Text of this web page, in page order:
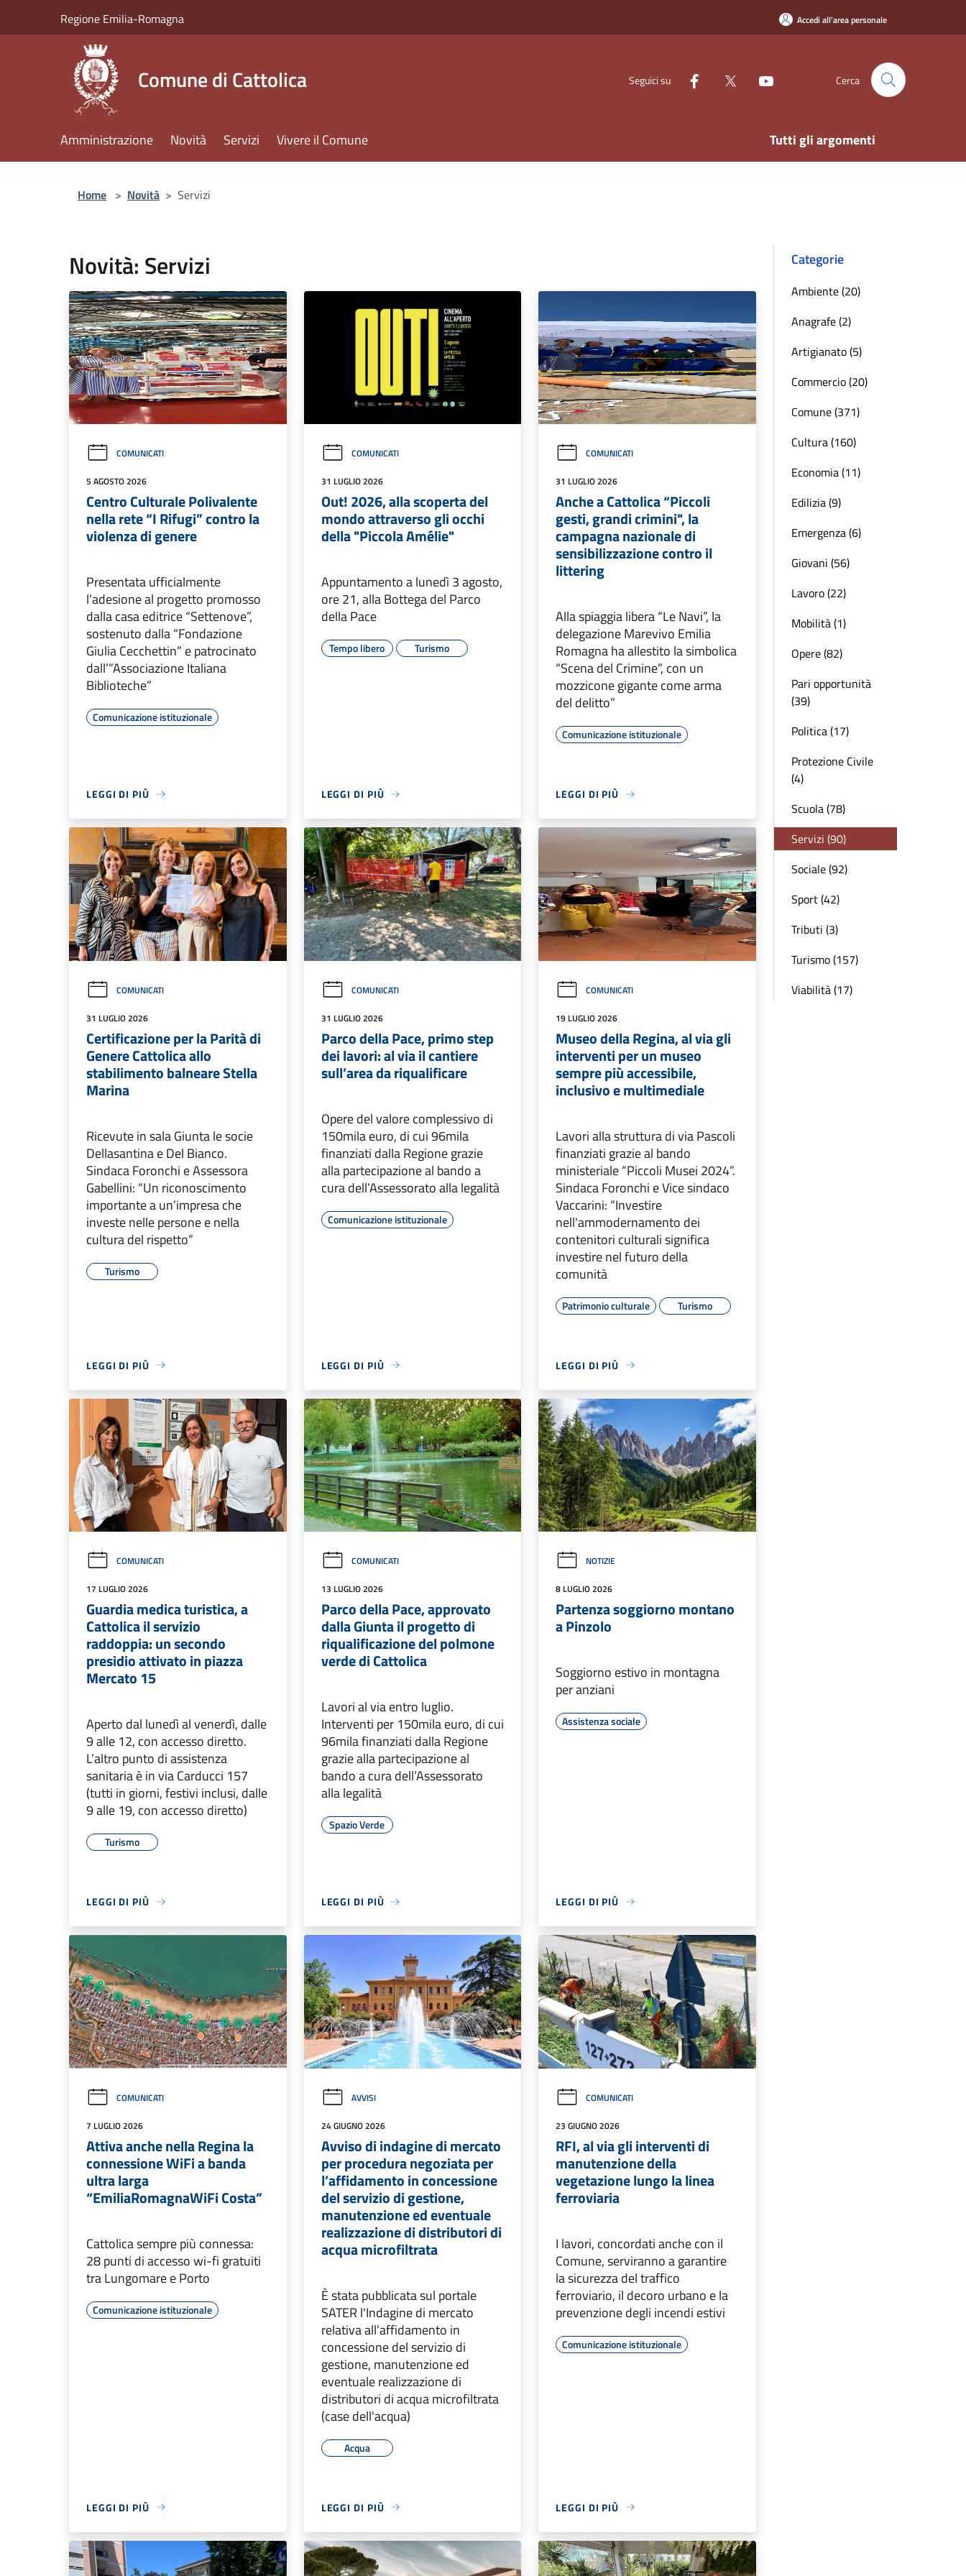
Regione Emilia-Romagna Accedi all'area personale
Comune di Cattolica Seguici su Cerca
Amministrazione Novità Servizi Vivere il Comune Tutti gli argomenti
Home > Novità > Servizi
Novità: Servizi
COMUNICATI
5 AGOSTO 2026
Centro Culturale Polivalente
nella rete “I Rifugi” contro la
violenza di genere
Presentata ufficialmente
l’adesione al progetto promosso
dalla casa editrice “Settenove”,
sostenuto dalla “Fondazione
Giulia Cecchettin” e patrocinato
dall’”Associazione Italiana
Biblioteche”
Comunicazione istituzionale
LEGGI DI PIÙ
COMUNICATI
31 LUGLIO 2026
Out! 2026, alla scoperta del
mondo attraverso gli occhi
della "Piccola Amélie"
Appuntamento a lunedì 3 agosto,
ore 21, alla Bottega del Parco
della Pace
Tempo libero Turismo
LEGGI DI PIÙ
COMUNICATI
31 LUGLIO 2026
Anche a Cattolica “Piccoli
gesti, grandi crimini", la
campagna nazionale di
sensibilizzazione contro il
littering
Alla spiaggia libera “Le Navi”, la
delegazione Marevivo Emilia
Romagna ha allestito la simbolica
“Scena del Crimine”, con un
mozzicone gigante come arma
del delitto”
Comunicazione istituzionale
LEGGI DI PIÙ
COMUNICATI
31 LUGLIO 2026
Certificazione per la Parità di
Genere Cattolica allo
stabilimento balneare Stella
Marina
Ricevute in sala Giunta le socie
Dellasantina e Del Bianco.
Sindaca Foronchi e Assessora
Gabellini: “Un riconoscimento
importante a un’impresa che
investe nelle persone e nella
cultura del rispetto”
Turismo
LEGGI DI PIÙ
COMUNICATI
31 LUGLIO 2026
Parco della Pace, primo step
dei lavori: al via il cantiere
sull’area da riqualificare
Opere del valore complessivo di
150mila euro, di cui 96mila
finanziati dalla Regione grazie
alla partecipazione al bando a
cura dell’Assessorato alla legalità
Comunicazione istituzionale
LEGGI DI PIÙ
COMUNICATI
19 LUGLIO 2026
Museo della Regina, al via gli
interventi per un museo
sempre più accessibile,
inclusivo e multimediale
Lavori alla struttura di via Pascoli
finanziati grazie al bando
ministeriale “Piccoli Musei 2024”.
Sindaca Foronchi e Vice sindaco
Vaccarini: “Investire
nell'ammodernamento dei
contenitori culturali significa
investire nel futuro della
comunità
Patrimonio culturale Turismo
LEGGI DI PIÙ
COMUNICATI
17 LUGLIO 2026
Guardia medica turistica, a
Cattolica il servizio
raddoppia: un secondo
presidio attivato in piazza
Mercato 15
Aperto dal lunedì al venerdì, dalle
9 alle 12, con accesso diretto.
L’altro punto di assistenza
sanitaria è in via Carducci 157
(tutti in giorni, festivi inclusi, dalle
9 alle 19, con accesso diretto)
Turismo
LEGGI DI PIÙ
COMUNICATI
13 LUGLIO 2026
Parco della Pace, approvato
dalla Giunta il progetto di
riqualificazione del polmone
verde di Cattolica
Lavori al via entro luglio.
Interventi per 150mila euro, di cui
96mila finanziati dalla Regione
grazie alla partecipazione al
bando a cura dell’Assessorato
alla legalità
Spazio Verde
LEGGI DI PIÙ
NOTIZIE
8 LUGLIO 2026
Partenza soggiorno montano
a Pinzolo
Soggiorno estivo in montagna
per anziani
Assistenza sociale
LEGGI DI PIÙ
COMUNICATI
7 LUGLIO 2026
Attiva anche nella Regina la
connessione WiFi a banda
ultra larga
“EmiliaRomagnaWiFi Costa”
Cattolica sempre più connessa:
28 punti di accesso wi-fi gratuiti
tra Lungomare e Porto
Comunicazione istituzionale
LEGGI DI PIÙ
AVVISI
24 GIUGNO 2026
Avviso di indagine di mercato
per procedura negoziata per
l’affidamento in concessione
del servizio di gestione,
manutenzione ed eventuale
realizzazione di distributori di
acqua microfiltrata
È stata pubblicata sul portale
SATER l'Indagine di mercato
relativa all’affidamento in
concessione del servizio di
gestione, manutenzione ed
eventuale realizzazione di
distributori di acqua microfiltrata
(case dell'acqua)
Acqua
LEGGI DI PIÙ
COMUNICATI
23 GIUGNO 2026
RFI, al via gli interventi di
manutenzione della
vegetazione lungo la linea
ferroviaria
I lavori, concordati anche con il
Comune, serviranno a garantire
la sicurezza del traffico
ferroviario, il decoro urbano e la
prevenzione degli incendi estivi
Comunicazione istituzionale
LEGGI DI PIÙ
Categorie
Ambiente (20)
Anagrafe (2)
Artigianato (5)
Commercio (20)
Comune (371)
Cultura (160)
Economia (11)
Edilizia (9)
Emergenza (6)
Giovani (56)
Lavoro (22)
Mobilità (1)
Opere (82)
Pari opportunità
(39)
Politica (17)
Protezione Civile
(4)
Scuola (78)
Servizi (90)
Sociale (92)
Sport (42)
Tributi (3)
Turismo (157)
Viabilità (17)